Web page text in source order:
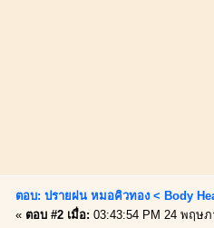
ตอบ: ปรายฝน หมอคิวทอง < Body
« ตอบ #2 เมื่อ: 03:43:54 PM 24 พฤษ